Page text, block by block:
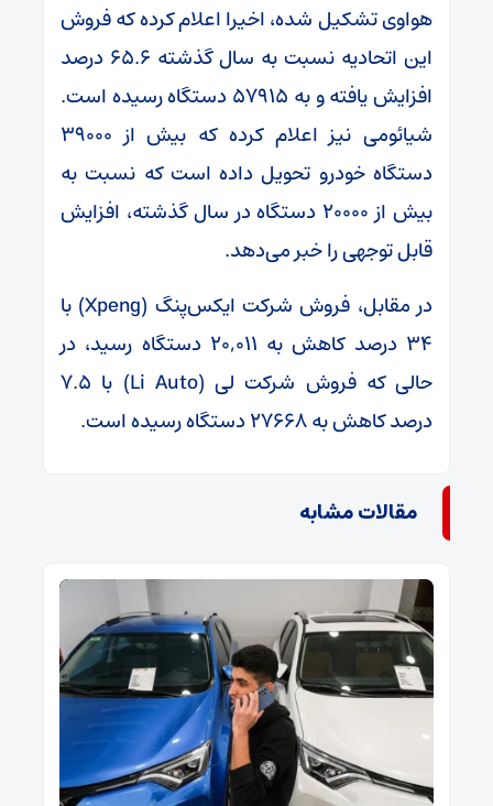
هواوی تشکیل شده، اخیرا اعلام کرده که فروش
این اتحادیه نسبت به سال گذشته ۶۵.۶ درصد
افزایش یافته و به ۵۷۹۱۵ دستگاه رسیده است.
شیائومی نیز اعلام کرده که بیش از ۳۹۰۰۰
دستگاه خودرو تحویل داده است که نسبت به
بیش از ۲۰۰۰۰ دستگاه در سال گذشته، افزایش
قابل توجهی را خبر می‌دهد.
در مقابل، فروش شرکت ایکس‌پنگ (Xpeng) با
۳۴ درصد کاهش به ۲۰,۰۱۱ دستگاه رسید، در
حالی که فروش شرکت لی (Li Auto) با ۷.۵
درصد کاهش به ۲۷۶۶۸ دستگاه رسیده است.
مقالات مشابه